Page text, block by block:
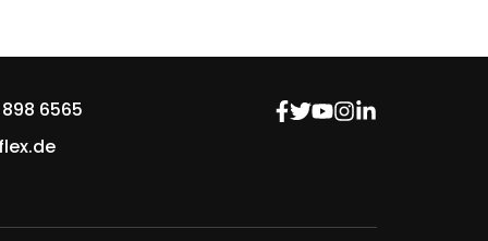
6565